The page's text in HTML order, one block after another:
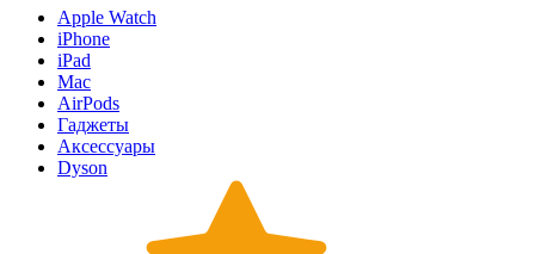
Apple Watch
iPhone
iPad
Mac
AirPods
Гаджеты
Аксессуары
Dyson